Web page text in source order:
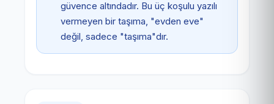
güvence altındadır. Bu üç koşulu yazılı
vermeyen bir taşıma, "evden eve"
değil, sadece "taşıma"dır.